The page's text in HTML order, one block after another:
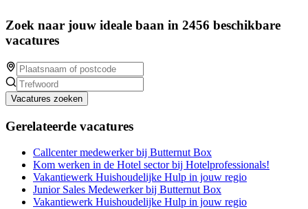
Zoek naar jouw ideale baan in 2456 beschikbare
vacatures
Vacatures zoeken
Gerelateerde vacatures
Callcenter medewerker bij Butternut Box
Kom werken in de Hotel sector bij Hotelprofessionals!
Vakantiewerk Huishoudelijke Hulp in jouw regio
Junior Sales Medewerker bij Butternut Box
Vakantiewerk Huishoudelijke Hulp in jouw regio